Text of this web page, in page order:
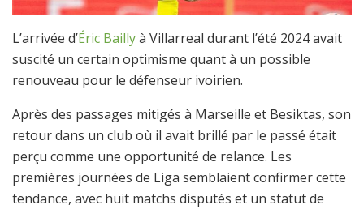
L’arrivée d’Éric Baillyà Villarreal durant l’été 2024 avait
suscité un certain optimisme quant à un possible
renouveau pour le défenseur ivoirien.
Après des passages mitigés à Marseille et Besiktas, son
retour dans un club où il avait brillé par le passé était
perçu comme une opportunité de relance. Les
premières journées de Liga semblaient confirmer cette
tendance, avec huit matchs disputés et un statut de